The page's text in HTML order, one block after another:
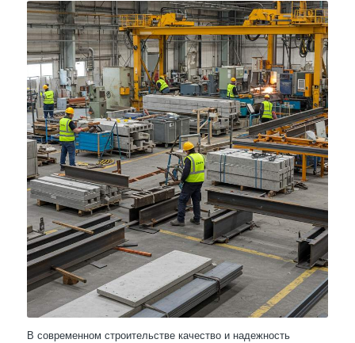
В современном строительстве качество и надежность